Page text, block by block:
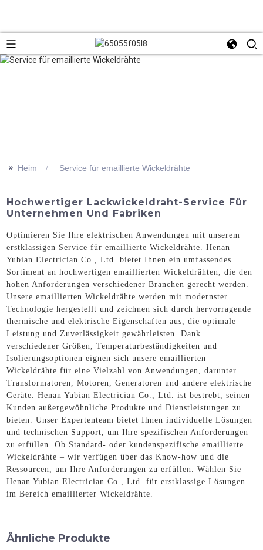
>> Heim Service für emaillierte Wickeldrähte
Hochwertiger Lackwickeldraht-Service Für
Unternehmen Und Fabriken
Optimieren Sie Ihre elektrischen Anwendungen mit unserem
erstklassigen Service für emaillierte Wickeldrähte. Henan
Yubian Electrician Co., Ltd. bietet Ihnen ein umfassendes
Sortiment an hochwertigen emaillierten Wickeldrähten, die den
hohen Anforderungen verschiedener Branchen gerecht werden.
Unsere emaillierten Wickeldrähte werden mit modernster
Technologie hergestellt und zeichnen sich durch hervorragende
thermische und elektrische Eigenschaften aus, die optimale
Leistung und Zuverlässigkeit gewährleisten. Dank
verschiedener Größen, Temperaturbeständigkeiten und
Isolierungsoptionen eignen sich unsere emaillierten
Wickeldrähte für eine Vielzahl von Anwendungen, darunter
Transformatoren, Motoren, Generatoren und andere elektrische
Geräte. Henan Yubian Electrician Co., Ltd. ist bestrebt, seinen
Kunden außergewöhnliche Produkte und Dienstleistungen zu
bieten. Unser Expertenteam bietet Ihnen individuelle Lösungen
und technischen Support, um Ihre spezifischen Anforderungen
zu erfüllen. Ob Standard- oder kundenspezifische emaillierte
Wickeldrähte – wir verfügen über das Know-how und die
Ressourcen, um Ihre Anforderungen zu erfüllen. Wählen Sie
Henan Yubian Electrician Co., Ltd. für erstklassige Lösungen
im Bereich emaillierter Wickeldrähte.
Ähnliche Produkte